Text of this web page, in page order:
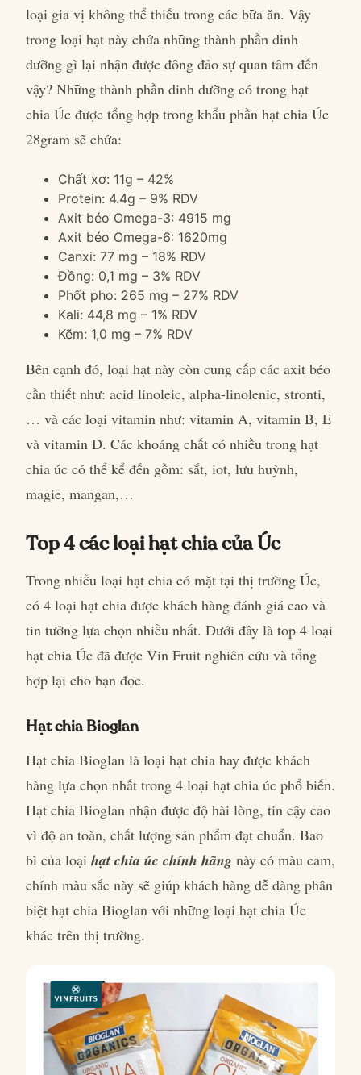
loại gia vị không thể thiếu trong các bữa ăn. Vậy
trong loại hạt này chứa những thành phần dinh
dưỡng gì lại nhận được đông đảo sự quan tâm đến
vậy? Những thành phần dinh dưỡng có trong hạt
chia Úc được tổng hợp trong khẩu phần hạt chia Úc
28gram sẽ chứa:
Chất xơ: 11g – 42%
Protein: 4.4g – 9% RDV
Axit béo Omega-3: 4915 mg
Axit béo Omega-6: 1620mg
Canxi: 77 mg – 18% RDV
Đồng: 0,1 mg – 3% RDV
Phốt pho: 265 mg – 27% RDV
Kali: 44,8 mg – 1% RDV
Kẽm: 1,0 mg – 7% RDV
Bên cạnh đó, loại hạt này còn cung cấp các axit béo
cần thiết như: acid linoleic, alpha-linolenic, stronti,
… và các loại vitamin như: vitamin A, vitamin B, E
và vitamin D. Các khoáng chất có nhiều trong hạt
chia úc có thể kể đến gồm: sắt, iot, lưu huỳnh,
magie, mangan,…
Top 4 các loại hạt chia của Úc
Trong nhiều loại hạt chia có mặt tại thị trường Úc,
có 4 loại hạt chia được khách hàng đánh giá cao và
tin tưởng lựa chọn nhiều nhất. Dưới đây là top 4 loại
hạt chia Úc đã được Vin Fruit nghiên cứu và tổng
hợp lại cho bạn đọc.
Hạt chia Bioglan
Hạt chia Bioglan là loại hạt chia hay được khách
hàng lựa chọn nhất trong 4 loại hạt chia úc phổ biến.
Hạt chia Bioglan nhận được độ hài lòng, tin cậy cao
vì độ an toàn, chất lượng sản phẩm đạt chuẩn. Bao
bì của loại hạt chia úc chính hãng này có màu cam,
chính màu sắc này sẽ giúp khách hàng dễ dàng phân
biệt hạt chia Bioglan với những loại hạt chia Úc
khác trên thị trường.